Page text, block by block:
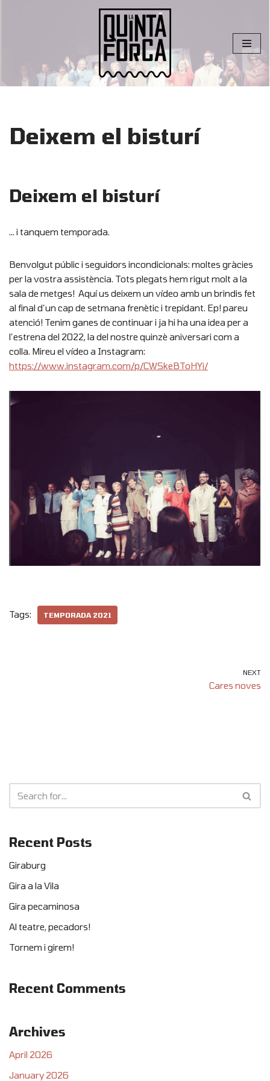
Deixem el bisturí
Deixem el bisturí
… i tanquem temporada.
Benvolgut públic i seguidors incondicionals: moltes gràcies
per la vostra assistència. Tots plegats hem rigut molt a la
sala de metges! Aquí us deixem un vídeo amb un brindis fet
al final d’un cap de setmana frenètic i trepidant. Ep! pareu
atenció! Tenim ganes de continuar i ja hi ha una idea per a
l’estrena del 2022, la del nostre quinzè aniversari com a
colla. Mireu el vídeo a Instagram:
https://www.instagram.com/p/CWSkeBToHYi/
Tags: TEMPORADA 2021
NEXT
Cares noves
Recent Posts
Giraburg
Gira a la Vila
Gira pecaminosa
Al teatre, pecadors!
Tornem i girem!
Recent Comments
Archives
April 2026
January 2026